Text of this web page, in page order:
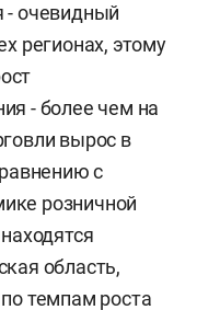
- очевидный
регионах, этому
- более чем на
вырос в
с
розничной
область,
темпам роста